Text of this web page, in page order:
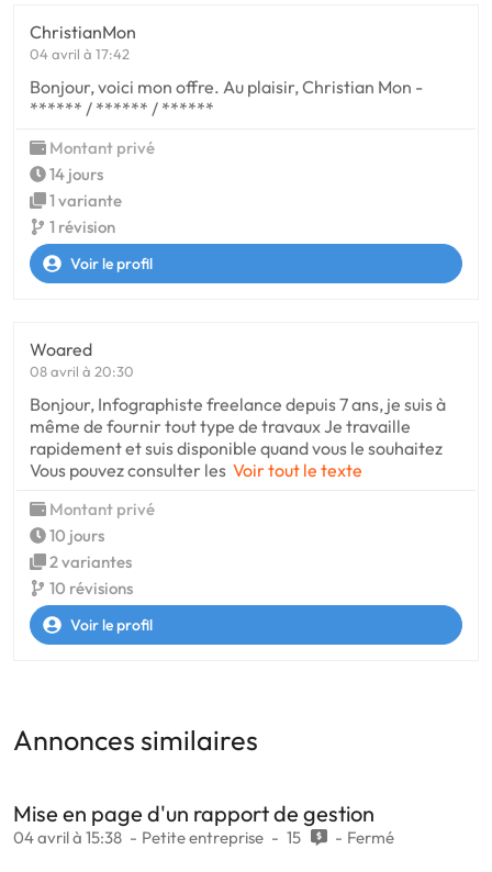
ChristianMon
04 avril à 17:42
Bonjour, voici mon offre. Au plaisir, Christian Mon -
****** / ****** / ******
Montant privé
14 jours
1 variante
1 révision
Voir le profil
Woared
08 avril à 20:30
Bonjour, Infographiste freelance depuis 7 ans, je suis à
même de fournir tout type de travaux Je travaille
rapidement et suis disponible quand vous le souhaitez
Vous pouvez consulter les Voir tout le texte
Montant privé
10 jours
2 variantes
10 révisions
Voir le profil
Annonces similaires
Mise en page d'un rapport de gestion
04 avril à 15:38 Petite entreprise 15 Fermé